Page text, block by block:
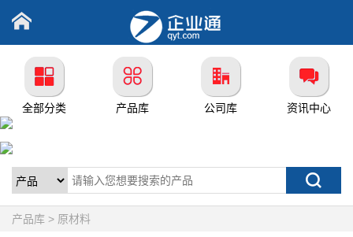
全部分类 产品库 公司库 资讯中心
产品库 > 原材料